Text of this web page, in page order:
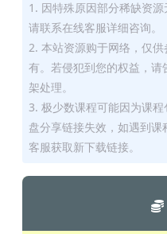
1. 因特殊原因部分稀缺资
请联系在线客服详细咨询。
2. 本站资源购于网络，仅
有。若侵犯到您的权益，
架处理。
3. 极少数课程可能因为课
盘分享链接失效，如遇到
客服获取新下载链接。